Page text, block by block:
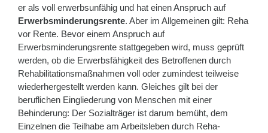
er als voll erwerbsunfähig und hat einen Anspruch auf
Erwerbsminderungsrente. Aber im Allgemeinen gilt: Reha
vor Rente. Bevor einem Anspruch auf
Erwerbsminderungsrente stattgegeben wird, muss geprüft
werden, ob die Erwerbsfähigkeit des Betroffenen durch
Rehabilitationsmaßnahmen voll oder zumindest teilweise
wiederhergestellt werden kann. Gleiches gilt bei der
beruflichen Eingliederung von Menschen mit einer
Behinderung: Der Sozialträger ist darum bemüht, dem
Einzelnen die Teilhabe am Arbeitsleben durch Reha-